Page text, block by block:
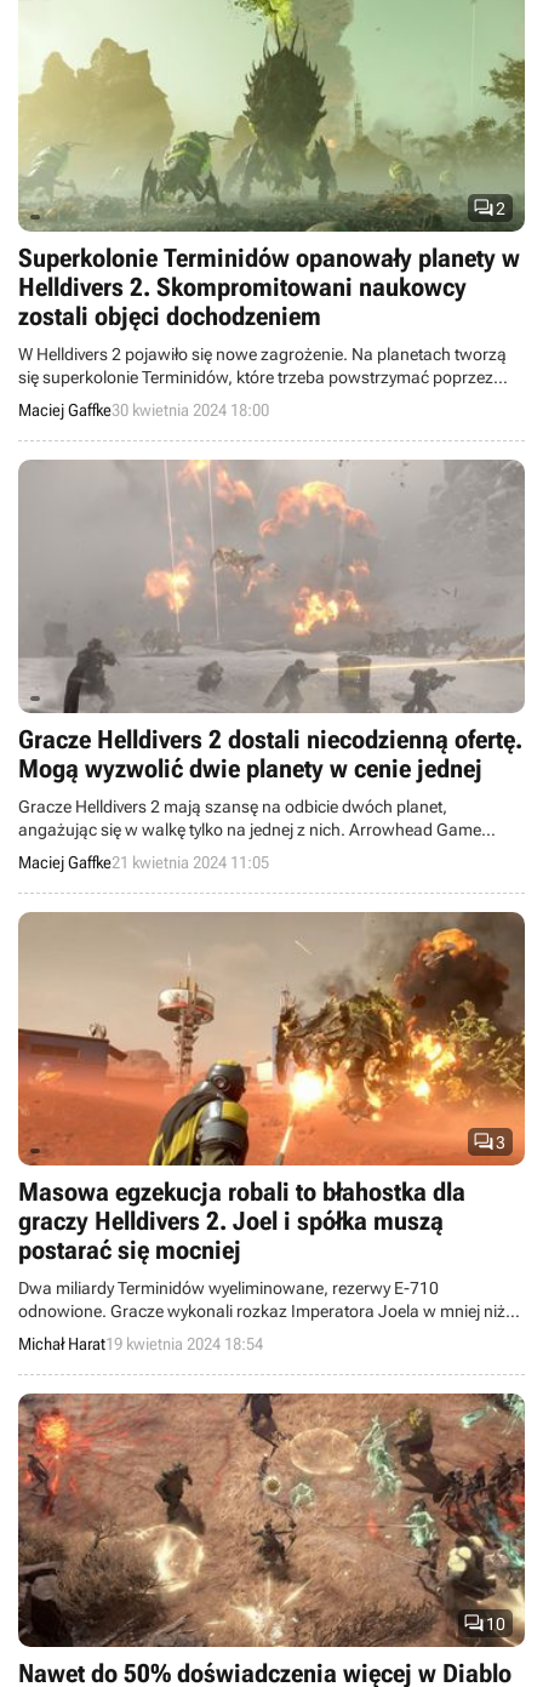
2
Superkolonie Terminidów opanowały planety w
Helldivers 2. Skompromitowani naukowcy
zostali objęci dochodzeniem
W Helldivers 2 pojawiło się nowe zagrożenie. Na planetach tworzą
się superkolonie Terminidów, które trzeba powstrzymać poprzez
zniszczenie Systemu Kontroli.
Maciej Gaffke30 kwietnia 2024 18:00
Gracze Helldivers 2 dostali niecodzienną ofertę.
Mogą wyzwolić dwie planety w cenie jednej
Gracze Helldivers 2 mają szansę na odbicie dwóch planet,
angażując się w walkę tylko na jednej z nich. Arrowhead Game
Studios omówiło „gambit Martale” na serwerze gry na Discordzie.
Maciej Gaffke21 kwietnia 2024 11:05
3
Masowa egzekucja robali to błahostka dla
graczy Helldivers 2. Joel i spółka muszą
postarać się mocniej
Dwa miliardy Terminidów wyeliminowane, rezerwy E-710
odnowione. Gracze wykonali rozkaz Imperatora Joela w mniej niż
24 godziny.
Michał Harat19 kwietnia 2024 18:54
10
Nawet do 50% doświadczenia więcej w Diablo